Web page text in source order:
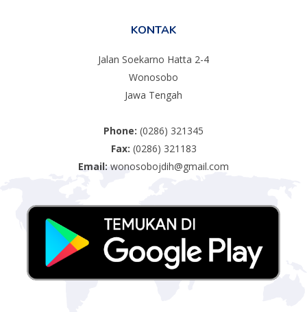
KONTAK
Jalan Soekarno Hatta 2-4
Wonosobo
Jawa Tengah
Phone: (0286) 321345
Fax: (0286) 321183
Email: wonosobojdih@gmail.com